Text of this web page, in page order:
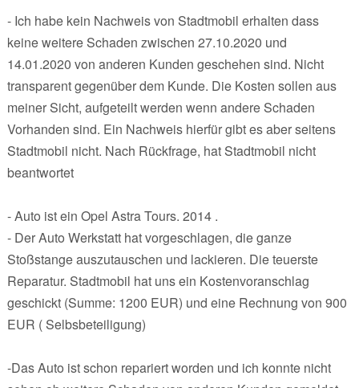
- Ich habe kein Nachweis von Stadtmobil erhalten dass
keine weitere Schaden zwischen 27.10.2020 und
14.01.2020 von anderen Kunden geschehen sind. Nicht
transparent gegenüber dem Kunde. Die Kosten sollen aus
meiner Sicht, aufgeteilt werden wenn andere Schaden
Vorhanden sind. Ein Nachweis hierfür gibt es aber seitens
Stadtmobil nicht. Nach Rückfrage, hat Stadtmobil nicht
beantwortet
- Auto ist ein Opel Astra Tours. 2014 .
- Der Auto Werkstatt hat vorgeschlagen, die ganze
Stoßstange auszutauschen und lackieren. Die teuerste
Reparatur. Stadtmobil hat uns ein Kostenvoranschlag
geschickt (Summe: 1200 EUR) und eine Rechnung von 900
EUR ( Selbsbeteiligung)
-Das Auto ist schon repariert worden und ich konnte nicht